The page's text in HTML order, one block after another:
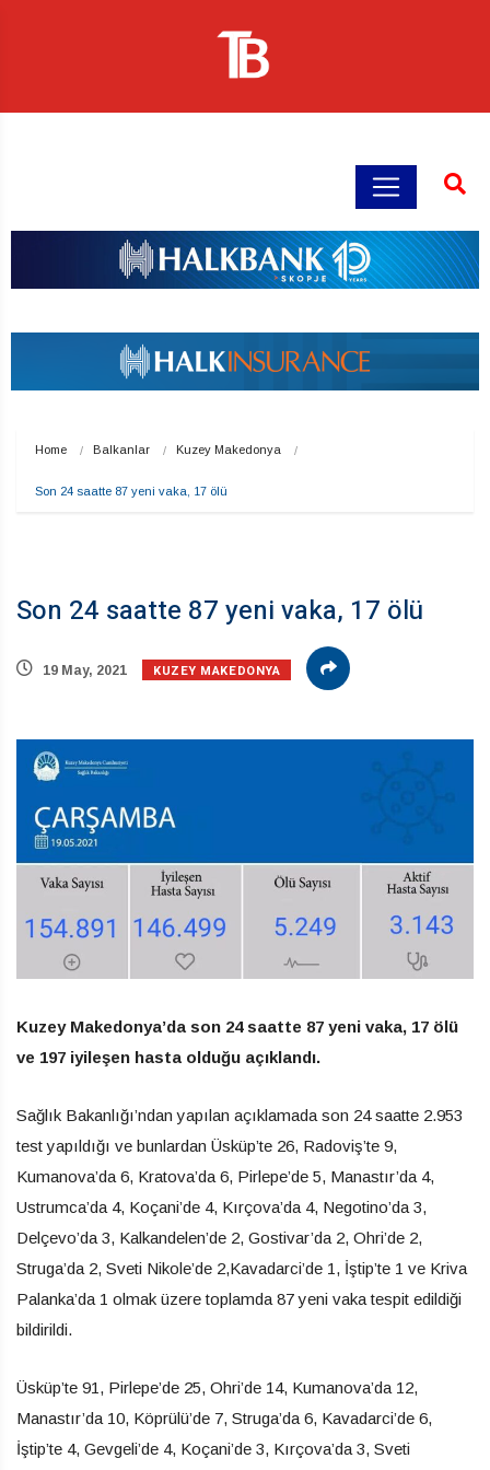
Home Balkanlar Kuzey Makedonya
Son 24 saatte 87 yeni vaka, 17 ölü
Son 24 saatte 87 yeni vaka, 17 ölü
19 May, 2021 KUZEY MAKEDONYA
Kuzey Makedonya’da son 24 saatte 87 yeni vaka, 17 ölü
ve 197 iyileşen hasta olduğu açıklandı.
Sağlık Bakanlığı’ndan yapılan açıklamada son 24 saatte 2.953
test yapıldığı ve bunlardan Üsküp’te 26, Radoviş’te 9,
Kumanova’da 6, Kratova’da 6, Pirlepe’de 5, Manastır’da 4,
Ustrumca’da 4, Koçani’de 4, Kırçova’da 4, Negotino’da 3,
Delçevo’da 3, Kalkandelen’de 2, Gostivar’da 2, Ohri’de 2,
Struga’da 2, Sveti Nikole’de 2,Kavadarci’de 1, İştip’te 1 ve Kriva
Palanka’da 1 olmak üzere toplamda 87 yeni vaka tespit edildiği
bildirildi.
Üsküp’te 91, Pirlepe’de 25, Ohri’de 14, Kumanova’da 12,
Manastır’da 10, Köprülü’de 7, Struga’da 6, Kavadarci’de 6,
İştip’te 4, Gevgeli’de 4, Koçani’de 3, Kırçova’da 3, Sveti